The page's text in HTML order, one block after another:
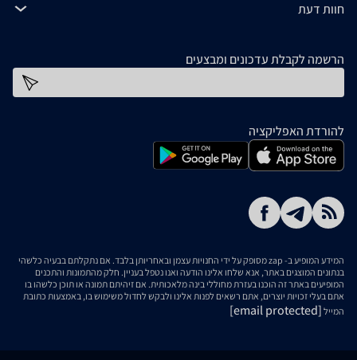
חוות דעת
הרשמה לקבלת עדכונים ומבצעים
להורדת האפליקציה
המידע המופיע ב- zap מסופק על ידי החנויות עצמן ובאחריותן בלבד. אם נתקלתם בבעיה כלשהי
בנתונים המוצגים באתר, אנא שלחו אלינו הודעה ואנו נטפל בעניין. חלק מהתמונות והתכנים
המופיעים באתר זה הוכנו בעזרת מחוללי בינה מלאכותית. אם זיהיתם תמונה או תוכן כלשהו בו
אתם בעלי זכויות יוצרים, אתם רשאים לפנות אלינו ולבקש לחדול משימוש בו, באמצעות כתובת
המייל [email protected]